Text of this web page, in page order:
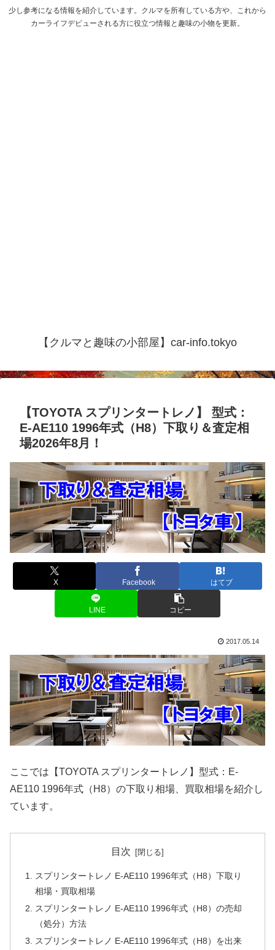
少し参考になる情報を紹介しています。クルマを所有している方や、これから
カーライフデビューされる方に役立つ情報と趣味の小物を更新。
【クルマと趣味の小部屋】car-info.tokyo
【TOYOTA スプリンタートレノ】 型式：
E-AE110 1996年式（H8）下取り＆査定相
場2026年8月！
X Facebook はてブ
LINE コピー
2017.05.14
ここでは【TOYOTA スプリンタートレノ】型式：E-
AE110 1996年式（H8）の下取り相場、買取相場を紹介し
ています。
目次
スプリンタートレノ E-AE110 1996年式（H8）下取り
相場・買取相場
スプリンタートレノ E-AE110 1996年式（H8）の売却
（処分）方法
スプリンタートレノ E-AE110 1996年式（H8）を出来